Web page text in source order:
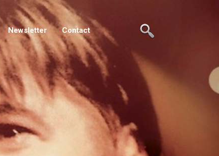
Newsletter Contact